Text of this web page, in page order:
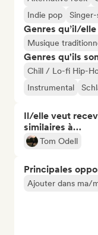
Indie pop
Genres qu’il/
Musique
Genres qu'ils
Chill / Lo-fi Hip-
Instrumental
Il/elle veut
similaires à…
Tom Odell
Principales
Ajouter dans ma/